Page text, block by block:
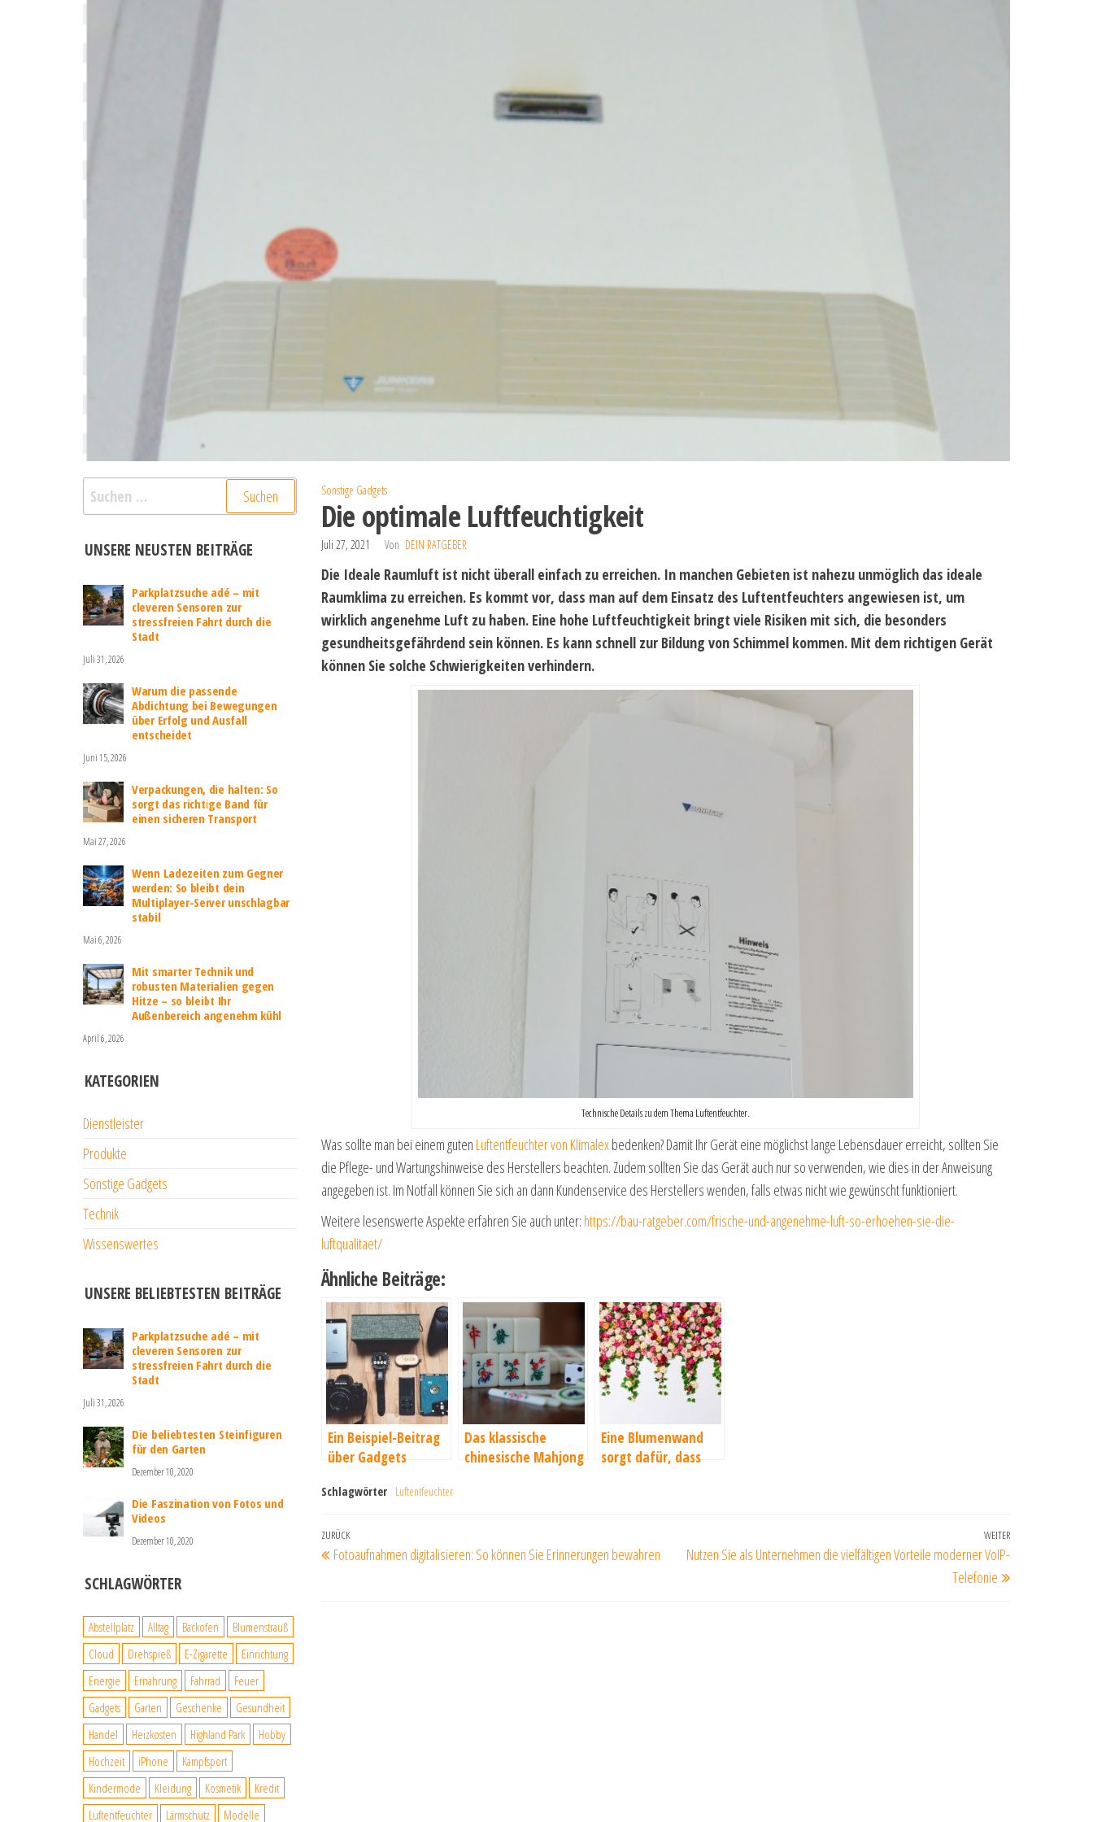
Sonstige Gadgets
Die optimale ‎Luftfeuchtigkeit
Juli 27, 2021 Von DEIN RATGEBER
Die Ideale Raumluft ist nicht überall einfach zu erreichen. In manchen Gebieten ist nahezu unmöglich das ideale
Raumklima zu erreichen. Es kommt vor, dass man auf dem Einsatz des Luftentfeuchters angewiesen ist, um
wirklich angenehme Luft zu haben. Eine hohe Luftfeuchtigkeit bringt viele Risiken mit sich, die besonders
gesundheitsgefährdend sein können. Es kann schnell zur Bildung von Schimmel kommen. Mit dem richtigen Gerät
können Sie solche Schwierigkeiten verhindern.
Technische Details zu dem Thema Luftentfeuchter.
Was sollte man bei einem guten Luftentfeuchter von Klimalexbedenken? Damit Ihr Gerät eine möglichst lange Lebensdauer erreicht, sollten Sie
die Pflege- und Wartungshinweise des Herstellers beachten. Zudem sollten Sie das Gerät auch nur so verwenden, wie dies in der Anweisung
angegeben ist. Im Notfall können Sie sich an dann Kundenservice des Herstellers wenden, falls etwas nicht wie gewünscht funktioniert.
Weitere lesenswerte Aspekte erfahren Sie auch unter: https://bau-ratgeber.com/frische-und-angenehme-luft-so-erhoehen-sie-die-
luftqualitaet/
Ähnliche Beiträge:
Ein Beispiel-Beitrag
über Gadgets
Das klassische
chinesische Mahjong
Eine Blumenwand
sorgt dafür, dass
Schlagwörter Luftentfeuchter
Beitragsnavigation
Vorheriger
Beitrag
ZURÜCK
Fotoaufnahmen digitalisieren: So können Sie Erinnerungen bewahren
Nächster
WEITER
Nutzen Sie als Unternehmen die vielfältigen Vorteile moderner VoIP-
Telefonie
Suchen
nach:
UNSERE NEUSTEN BEITRÄGE
Parkplatzsuche adé – mit
cleveren Sensoren zur
stressfreien Fahrt durch die
Stadt
Juli 31, 2026
Warum die passende
Abdichtung bei Bewegungen
über Erfolg und Ausfall
entscheidet
Juni 15, 2026
Verpackungen, die halten: So
sorgt das richtige Band für
einen sicheren Transport
Mai 27, 2026
Wenn Ladezeiten zum Gegner
werden: So bleibt dein
Multiplayer-Server unschlagbar
stabil
Mai 6, 2026
Mit smarter Technik und
robusten Materialien gegen
Hitze – so bleibt Ihr
Außenbereich angenehm kühl
April 6, 2026
KATEGORIEN
Dienstleister
Produkte
Sonstige Gadgets
Technik
Wissenswertes
UNSERE BELIEBTESTEN BEITRÄGE
Parkplatzsuche adé – mit
cleveren Sensoren zur
stressfreien Fahrt durch die
Stadt
Juli 31, 2026
Die beliebtesten Steinfiguren
für den Garten
Dezember 10, 2020
Die Faszination von Fotos und
Videos
Dezember 10, 2020
SCHLAGWÖRTER
Abstellplatz Alltag Backofen
Blumenstrauß
Cloud
Drehspieß E-Zigarette
Einrichtung
Energie
Ernährung Fahrrad
Feuer
Gadgets
Garten Geschenke
Gesundheit
Handel
Heizkosten Highland Park
Hobby
Hochzeit
iPhone
Kampfsport
Kindermode
Kleidung Kosmetik
Kredit
Luftentfeuchter
Lärmschutz Modelle